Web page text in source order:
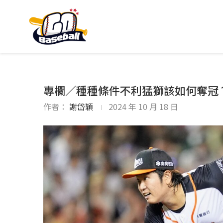
專欄／種種條件不利猛獅該如何奪
作者： 謝岱穎 2024 年 10 月 18 日